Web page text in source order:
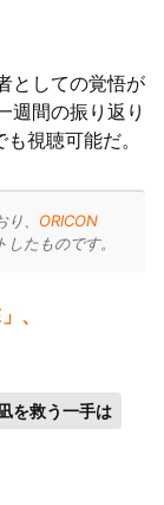
としての覚悟が
週間の振り返り
視聴可能だ。
、 ORICON
たものです。
、
を救う一手は